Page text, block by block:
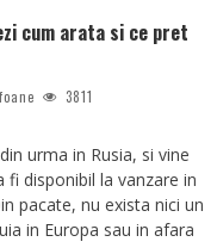
cum arata si ce pret
3811
urma in Rusia, si vine
fi disponibil la vanzare in
pacate, nu exista nici un
in Europa sau in afara